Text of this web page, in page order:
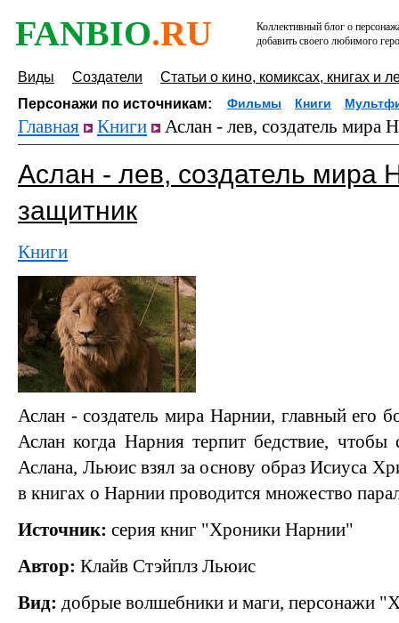
FANBIO.RU
Коллективный блог о
добавить своего любимого
Виды Создатели
Статьи о кино, комиксах, книгах и
Персонажи по источникам:
Фильмы Книги
Главная Книги Аслан - лев, создатель мира
Аслан - лев, создатель мира
защитник
Книги
Аслан - создатель мира Нарнии, главный его
Аслан когда Нарния терпит бедствие, чтобы
Аслана, Льюис взял за основу образ Исиуса
в книгах о Нарнии проводится множество
Источник: серия книг "Хроники Нарнии"
Автор: Клайв Стэйплз Льюис
Вид: добрые волшебники и маги, персонажи